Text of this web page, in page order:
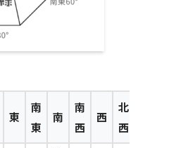
東
南
東
南
南
西
西
北
西